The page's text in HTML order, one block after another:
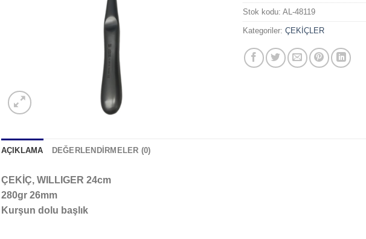
Stok kodu:AL-48119
Kategoriler:ÇEKİÇLER
AÇIKLAMA DEĞERLENDIRMELER (0)
ÇEKİÇ, WILLIGER 24cm
280gr 26mm
Kurşun dolu başlık